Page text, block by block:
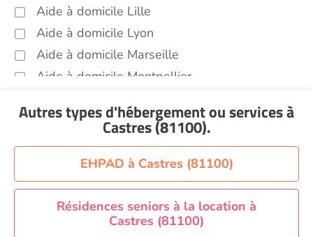
Autres aides à domicile Castres (81100)
Voir toutes les aides à domicile à Castres (81100)
Aide à domicile Lille
Aide à domicile Lyon
Aide à domicile Marseille
Aide à domicile Montpellier
Aide à domicile Nice
Aide à domicile Orléans
Aide à domicile Paris
Aide à domicile Perpignan
Aide à domicile Rennes
Autres types d'hébergement ou servicesà
Castres (81100).
EHPAD à Castres (81100)
Résidences seniors à la location à
Castres (81100)